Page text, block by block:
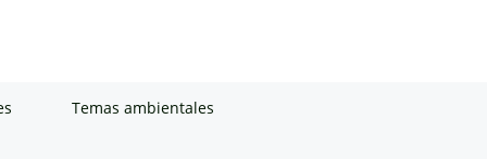
Temas ambientales